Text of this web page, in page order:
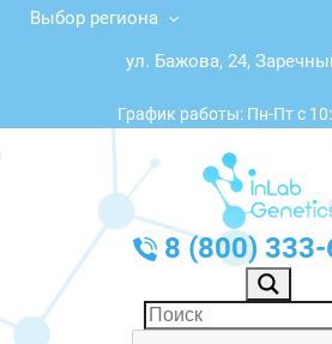
Выбор региона
ул. Бажова, 24,
График работы: Пн-Пт с
8 (800)